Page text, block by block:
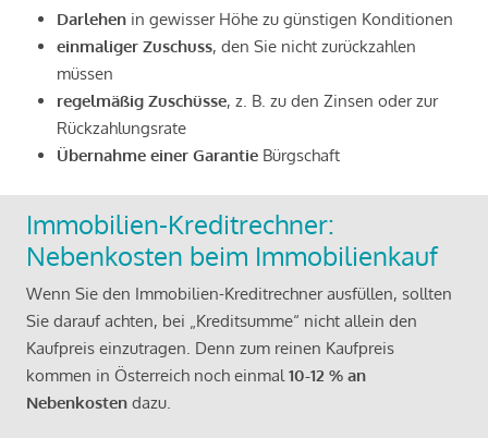
Darlehen in gewisser Höhe zu günstigen Konditionen
einmaliger Zuschuss, den Sie nicht zurückzahlen
müssen
regelmäßig Zuschüsse, z. B. zu den Zinsen oder zur
Rückzahlungsrate
Übernahme einer Garantie Bürgschaft
Immobilien-Kreditrechner:
Nebenkosten beim Immobilienkauf
Wenn Sie den Immobilien-Kreditrechner ausfüllen, sollten
Sie darauf achten, bei „Kreditsumme“ nicht allein den
Kaufpreis einzutragen. Denn zum reinen Kaufpreis
kommen in Österreich noch einmal10-12 % an
Nebenkosten dazu.